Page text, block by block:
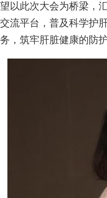
望以此次大会为桥梁，
交流平台，普及科学护
务，筑牢肝脏健康的防护